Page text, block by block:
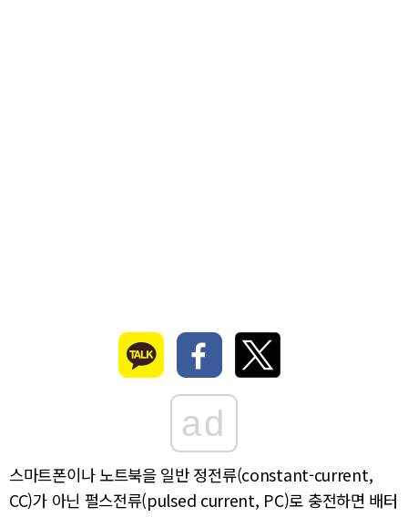
ad
스마트폰이나 노트북을 일반 정전류(constant-current,
CC)가 아닌 펄스전류(pulsed current, PC)로 충전하면 배터